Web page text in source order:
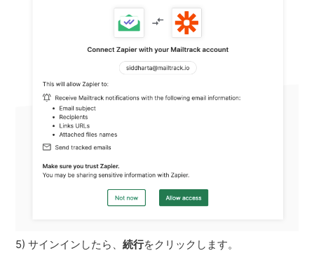
5) サインインしたら、続行をクリックします。